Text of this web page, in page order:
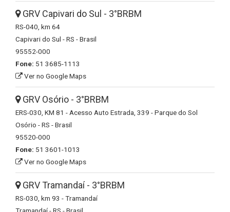
GRV Capivari do Sul - 3°BRBM
RS-040, km 64
Capivari do Sul - RS - Brasil
95552-000
Fone: 51 3685-1113
Ver no Google Maps
GRV Osório - 3°BRBM
ERS-030, KM 81 - Acesso Auto Estrada, 339 - Parque do Sol
Osório - RS - Brasil
95520-000
Fone: 51 3601-1013
Ver no Google Maps
GRV Tramandaí - 3°BRBM
RS-030, km 93 - Tramandaí